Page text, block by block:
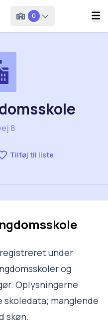
0
Tilføj til liste
8
under
og
Oplysningerne
manglende
skøn.